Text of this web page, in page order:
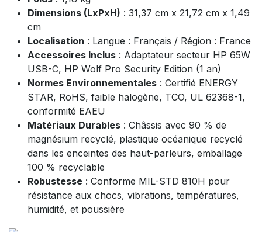
Dimensions (LxPxH) : 31,37 cm x 21,72 cm x 1,49
cm
Localisation : Langue : Français / Région : France
Accessoires Inclus : Adaptateur secteur HP 65W
USB-C, HP Wolf Pro Security Edition (1 an)
Normes Environnementales : Certifié ENERGY
STAR, RoHS, faible halogène, TCO, UL 62368-1,
conformité EAEU
Matériaux Durables : Châssis avec 90 % de
magnésium recyclé, plastique océanique recyclé
dans les enceintes des haut-parleurs, emballage
100 % recyclable
Robustesse : Conforme MIL-STD 810H pour
résistance aux chocs, vibrations, températures,
humidité, et poussière